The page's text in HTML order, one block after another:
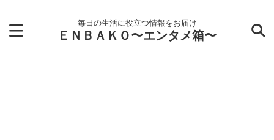
毎日の生活に役立つ情報をお届け
ＥＮＢＡＫＯ〜エンタメ箱〜